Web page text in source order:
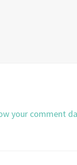
your comment